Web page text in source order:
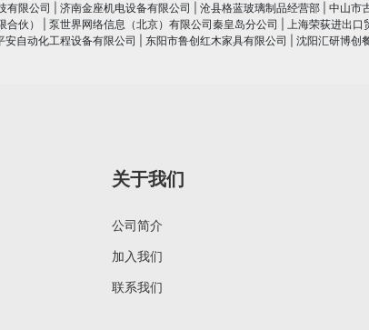
有限公司 济南金座机电设备有限公司 沧县格蓝玻璃制品经营部 中山市
伙） 泵世界网络信息（北京）有限公司秦皇岛分公司 上海荣荻进出口
安自动化工程设备有限公司 东阳市鲁创红木家具有限公司 沈阳汇研博创
关于我们
公司简介
加入我们
联系我们